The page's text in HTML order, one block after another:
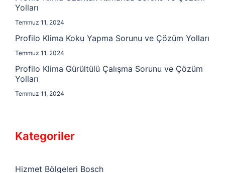
Yolları
Temmuz 11, 2024
Profilo Klima Koku Yapma Sorunu ve Çözüm Yolları
Temmuz 11, 2024
Profilo Klima Gürültülü Çalışma Sorunu ve Çözüm
Yolları
Temmuz 11, 2024
Kategoriler
Hizmet Bölgeleri Bosch